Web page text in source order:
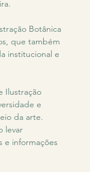
Botânica
que também
institucional e
Ilustração
e
da arte.
levar
e informações